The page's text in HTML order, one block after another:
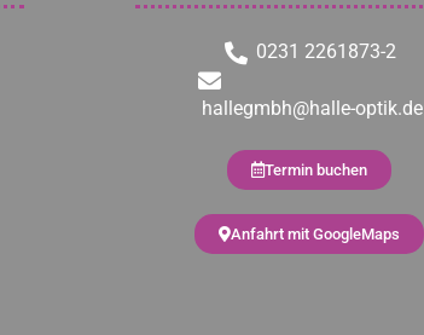
0231 2261873-2
hallegmbh@halle-optik.de
Termin buchen
Anfahrt mit GoogleMaps